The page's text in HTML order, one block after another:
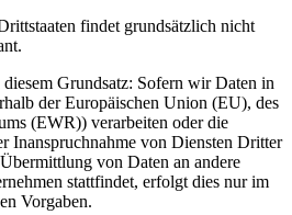
findet grundsätzlich nicht
Grundsatz: Sofern wir Daten in
der Europäischen Union (EU), des
(EWR)) verarbeiten oder die
Inanspruchnahme von Diensten Dritter
von Daten an andere
stattfindet, erfolgt dies nur im
Vorgaben.